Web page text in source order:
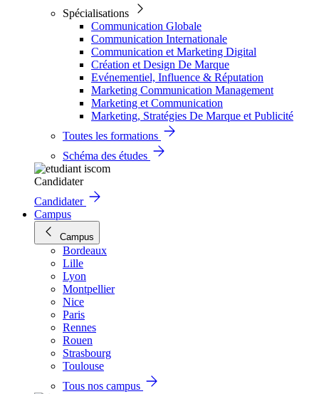
Spécialisations
Communication Globale
Communication Internationale
Communication et Marketing Digital
Création et Design De Marque
Evénementiel, Influence & Réputation
Marketing Communication Management
Marketing et Communication
Marketing, Stratégies De Marque et Publicité
Toutes les formations
Schéma des études
Candidater
Candidater
Campus
Campus
Bordeaux
Lille
Lyon
Montpellier
Nice
Paris
Rennes
Rouen
Strasbourg
Toulouse
Tous nos campus